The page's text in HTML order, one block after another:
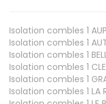
Isolation combles 1
Isolation combles 1
Isolation combles 1
Isolation combles 1
Isolation combles 1
Isolation combles 1 LA